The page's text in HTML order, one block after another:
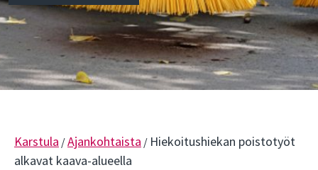
Karstula /Ajankohtaista / Hiekoitushiekan poistotyöt
alkavat kaava-alueella